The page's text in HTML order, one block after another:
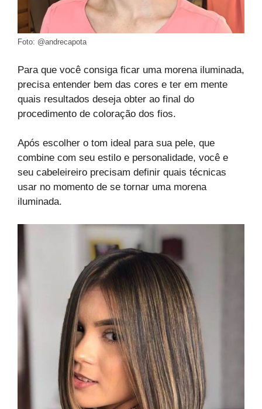
Foto: @andrecapota
Para que você consiga ficar uma morena iluminada,
precisa entender bem das cores e ter em mente
quais resultados deseja obter ao final do
procedimento de coloração dos fios.
Após escolher o tom ideal para sua pele, que
combine com seu estilo e personalidade, você e
seu cabeleireiro precisam definir quais técnicas
usar no momento de se tornar uma morena
iluminada.